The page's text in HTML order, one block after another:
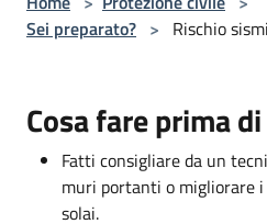
Sei preparato? > Rischio
Cosa fare prima
Fatti consigliare da un
muri portanti o migliorare
solai.